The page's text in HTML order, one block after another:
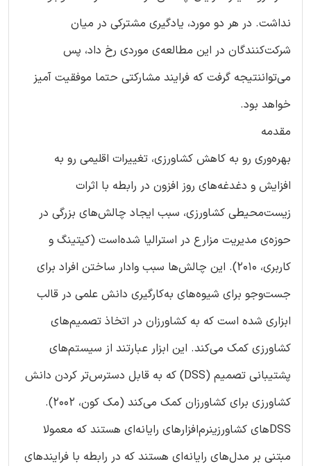
نداشت. در هر دو مورد، یادگیری مشترکی در میان
شرکت‌کنندگان در این مطالعه‌‌ی موردی رخ داد، پس
می‌تواننتیجه گرفت که فرایند مشارکتی حتما موفقیت آمیز
خواهد بود.
مقدمه
بهره‌وری رو به کاهش کشاورزی، تغییرات اقلیمی رو به
افزایش و دغدغه‌های روز افزون در رابطه با اثرات
زیست‌محیطی کشاورزی، سبب ایجاد چالش‌های بزرگی در
حوزه‌ی مدیریت مزارع در استرالیا شده‌است (کیتینگ و
کاربری، 2010). این چالش‌ها سبب وادار ساختن افراد برای
جست‌و‌جو برای شیوه‌های به‌کارگیری دانش علمی در قالب
ابزاری شده است که به کشاورزان در اتخاذ تصمیم‌های
کشاورزی کمک می‌کند. این ابزار عبارتند از سیستم‌های
پشتیبانی تصمیم (DSS) که به قابل دسترس‌تر کردن دانش
کشاورزی برای کشاورزان کمک می‌کند (مک کون، 2002).
DSSهای کشاورزینرم‌افزارهای رایانه‌ای هستند که معمولا
مبتنی بر مدل‌های رایانه‌ای هستند که در رابطه با فرایندهای